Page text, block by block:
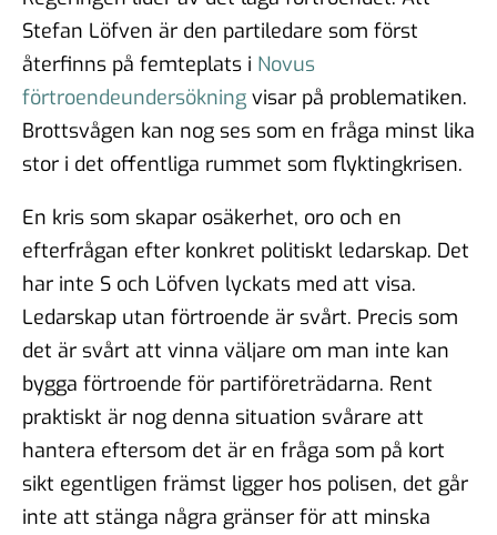
Stefan Löfven är den partiledare som först
återfinns på femteplats i Novus
förtroendeundersökning visar på problematiken.
Brottsvågen kan nog ses som en fråga minst lika
stor i det offentliga rummet som flyktingkrisen.
En kris som skapar osäkerhet, oro och en
efterfrågan efter konkret politiskt ledarskap. Det
har inte S och Löfven lyckats med att visa.
Ledarskap utan förtroende är svårt. Precis som
det är svårt att vinna väljare om man inte kan
bygga förtroende för partiföreträdarna. Rent
praktiskt är nog denna situation svårare att
hantera eftersom det är en fråga som på kort
sikt egentligen främst ligger hos polisen, det går
inte att stänga några gränser för att minska